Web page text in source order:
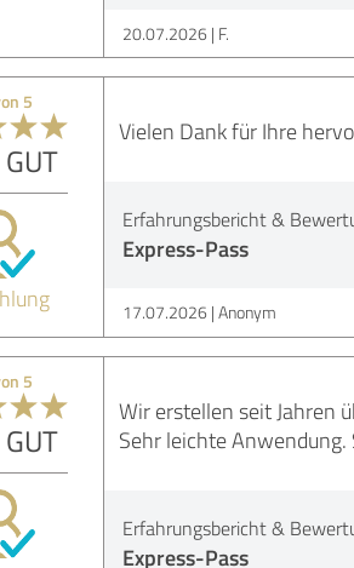
20.07.2026 F.
5
Vielen Dank für Ihre
Erfahrungsbericht &
Express-Pass
17.07.2026 Anonym
5
Wir erstellen seit Jahren
Sehr leichte
Erfahrungsbericht &
Express-Pass